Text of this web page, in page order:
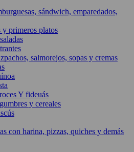
sándwich, emparedados,
y primeros platos
salmorejos, sopas y cremas
Y fideuás
y cereales
con harina, pizzas, quiches y demás